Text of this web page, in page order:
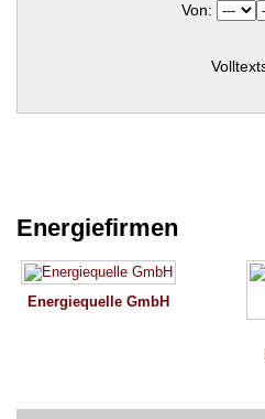
Von:
Energiefirmen
Energiequelle GmbH